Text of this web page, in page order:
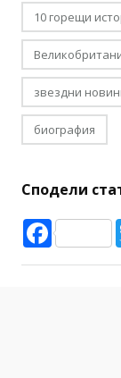
10 горещи
звездни
биография
Сподели
Facebook